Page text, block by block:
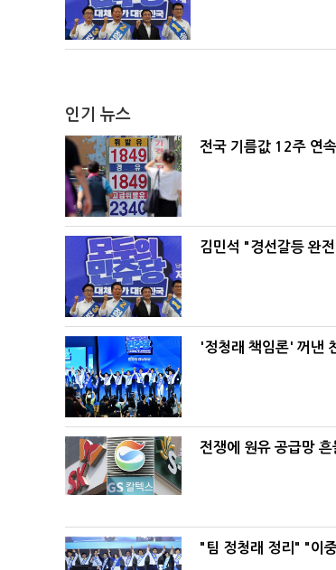
인기 뉴스
전국 기름값 12주 연
김민석 "경선갈등 완
'정청래 책임론' 꺼낸
전쟁에 원유 공급망
"팀 정청래 정리" "이